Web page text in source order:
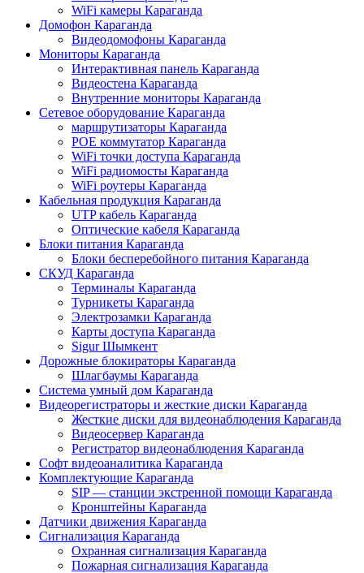
WiFi камеры Караганда
Домофон Караганда
Видеодомофоны Караганда
Мониторы Караганда
Интерактивная панель Караганда
Видеостена Караганда
Внутренние мониторы Караганда
Сетевое оборудование Караганда
маршрутизаторы Караганда
POE коммутатор Караганда
WiFi точки доступа Караганда
WiFi радиомосты Караганда
WiFi роутеры Караганда
Кабельная продукция Караганда
UTP кабель Караганда
Оптические кабеля Караганда
Блоки питания Караганда
Блоки бесперебойного питания Караганда
СКУД Караганда
Терминалы Караганда
Турникеты Караганда
Электрозамки Караганда
Карты доступа Караганда
Sigur Шымкент
Дорожные блокираторы Караганда
Шлагбаумы Караганда
Система умный дом Караганда
Видеорегистраторы и жесткие диски Караганда
Жесткие диски для видеонаблюдения Караганда
Видеосервер Караганда
Регистратор видеонаблюдения Караганда
Софт видеоаналитика Караганда
Комплектующие Караганда
SIP — станции экстренной помощи Караганда
Кронштейны Караганда
Датчики движения Караганда
Сигнализация Караганда
Охранная сигнализация Караганда
Пожарная сигнализация Караганда